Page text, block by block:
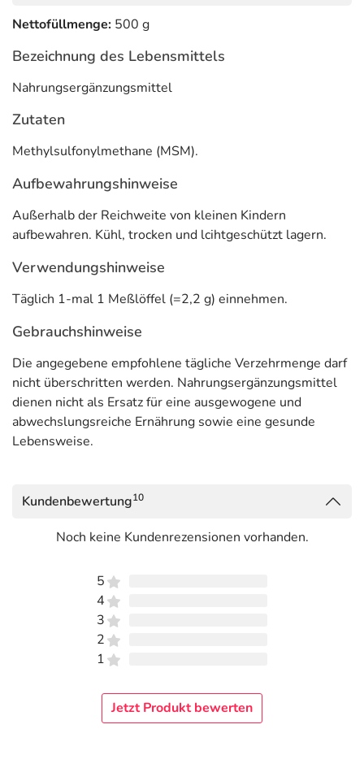
Nettofüllmenge: 500 g
Bezeichnung des Lebensmittels
Nahrungsergänzungsmittel
Zutaten
Methylsulfonylmethane (MSM).
Aufbewahrungshinweise
Außerhalb der Reichweite von kleinen Kindern
aufbewahren. Kühl, trocken und lcihtgeschützt lagern.
Verwendungshinweise
Täglich 1-mal 1 Meßlöffel (=2,2 g) einnehmen.
Gebrauchshinweise
Die angegebene empfohlene tägliche Verzehrmenge darf
nicht überschritten werden. Nahrungsergänzungsmittel
dienen nicht als Ersatz für eine ausgewogene und
abwechslungsreiche Ernährung sowie eine gesunde
Lebensweise.
Kundenbewertung10
Noch keine Kundenrezensionen vorhanden.
5
4
3
2
1
Jetzt Produkt bewerten